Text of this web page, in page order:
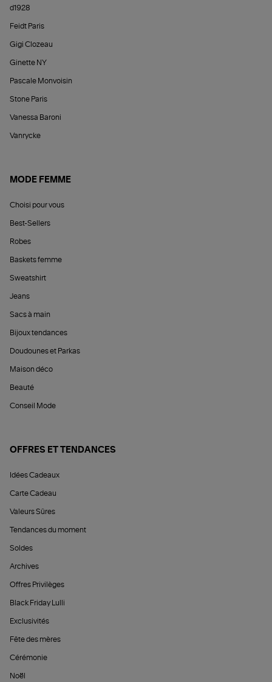
d1928
Feidt Paris
Gigi Clozeau
Ginette NY
Pascale Monvoisin
Stone Paris
Vanessa Baroni
Vanrycke
MODE FEMME
Choisi pour vous
Best-Sellers
Robes
Baskets femme
Sweatshirt
Jeans
Sacs à main
Bijoux tendances
Doudounes et Parkas
Maison déco
Beauté
Conseil Mode
OFFRES ET TENDANCES
Idées Cadeaux
Carte Cadeau
Valeurs Sûres
Tendances du moment
Soldes
Archives
Offres Privilèges
Black Friday Lulli
Exclusivités
Fête des mères
Cérémonie
Noël